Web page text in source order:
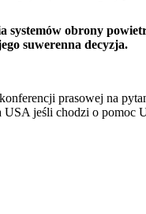
systemów obrony
suwerenna decyzja.
prasowej na
jeśli chodzi o pomoc